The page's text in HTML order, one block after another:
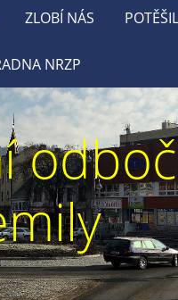
ZLOBÍ NÁS
NRZP